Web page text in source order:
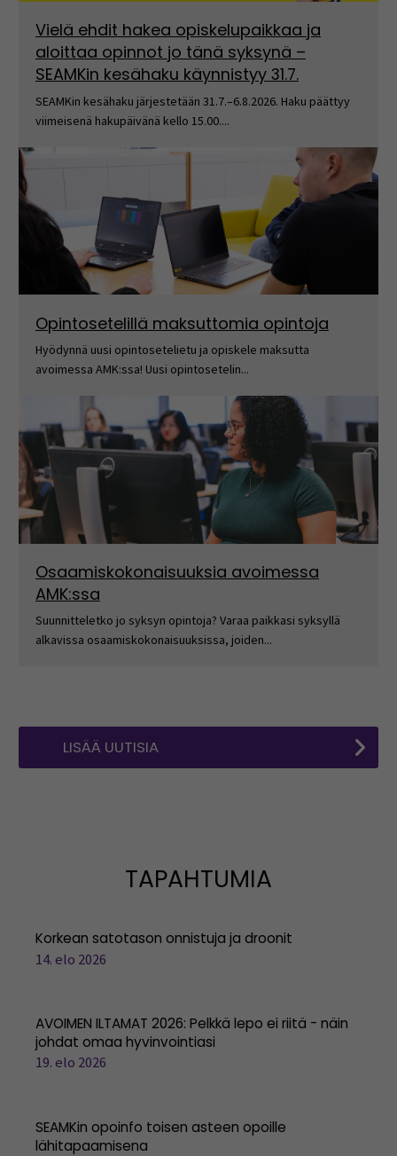
Vielä ehdit hakea opiskelupaikkaa ja
aloittaa opinnot jo tänä syksynä –
SEAMKin kesähaku käynnistyy 31.7.
SEAMKin kesähaku järjestetään 31.7.–6.8.2026. Haku päättyy
viimeisenä hakupäivänä kello 15.00....
Opintosetelillä maksuttomia opintoja
Hyödynnä uusi opintosetelietu ja opiskele maksutta
avoimessa AMK:ssa! Uusi opintosetelin...
Osaamiskokonaisuuksia avoimessa
AMK:ssa
Suunnitteletko jo syksyn opintoja? Varaa paikkasi syksyllä
alkavissa osaamiskokonaisuuksissa, joiden...
LISÄÄ UUTISIA
TAPAHTUMIA
Korkean satotason onnistuja ja droonit
14. elo 2026
AVOIMEN ILTAMAT 2026: Pelkkä lepo ei riitä - näin
johdat omaa hyvinvointiasi
19. elo 2026
SEAMKin opoinfo toisen asteen opoille
lähitapaamisena